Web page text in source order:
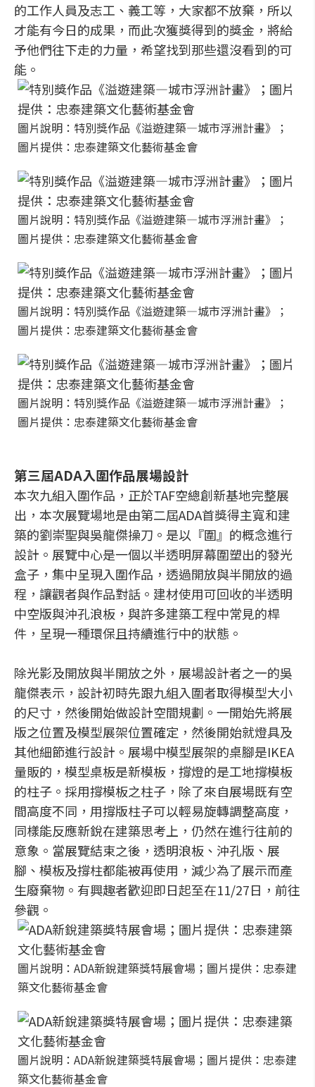
的工作人員及志工、義工等，大家都不放棄，所以
才能有今日的成果，而此次獲獎得到的獎金，將給
予他們往下走的力量，希望找到那些還沒看到的可
能。
圖片說明：特別獎作品《溢遊建築—城市浮洲計畫》；
圖片提供：忠泰建築文化藝術基金會
圖片說明：特別獎作品《溢遊建築—城市浮洲計畫》；
圖片提供：忠泰建築文化藝術基金會
圖片說明：特別獎作品《溢遊建築—城市浮洲計畫》；
圖片提供：忠泰建築文化藝術基金會
圖片說明：特別獎作品《溢遊建築—城市浮洲計畫》；
圖片提供：忠泰建築文化藝術基金會
第三屆ADA入圍作品展場設計
本次九組入圍作品，正於TAF空總創新基地完整展
出，本次展覽場地是由第二屆ADA首獎得主寬和建
築的劉崇聖與吳龍傑操刀。是以『圍』的概念進行
設計。展覽中心是一個以半透明屏幕圍塑出的發光
盒子，集中呈現入圍作品，透過開放與半開放的過
程，讓觀者與作品對話。建材使用可回收的半透明
中空版與沖孔浪板，與許多建築工程中常見的桿
件，呈現一種環保且持續進行中的狀態。
除光影及開放與半開放之外，展場設計者之一的吳
龍傑表示，設計初時先跟九組入圍者取得模型大小
的尺寸，然後開始做設計空間規劃。一開始先將展
版之位置及模型展架位置確定，然後開始就燈具及
其他細節進行設計。展場中模型展架的桌腳是IKEA
量販的，模型桌板是新模板，撐燈的是工地撐模板
的柱子。採用撐模板之柱子，除了來自展場既有空
間高度不同，用撐版柱子可以輕易旋轉調整高度，
同樣能反應新銳在建築思考上，仍然在進行往前的
意象。當展覽結束之後，透明浪板、沖孔版、展
腳、模板及撐柱都能被再使用，減少為了展示而產
生廢棄物。有興趣者歡迎即日起至在11/27日，前往
參觀。
圖片說明：ADA新銳建築獎特展會場；圖片提供：忠泰建
築文化藝術基金會
圖片說明：ADA新銳建築獎特展會場；圖片提供：忠泰建
築文化藝術基金會